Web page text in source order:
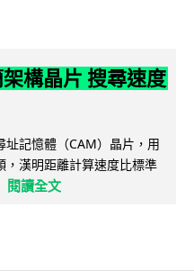
構晶片 搜尋速度
記憶體（CAM）晶片，用
，漢明距離計算速度比標準
閱讀全文